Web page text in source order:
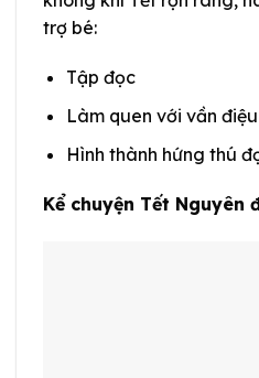
trợ bé:
Tập đọc
Làm quen với vần điệu
Hình thành hứng thú
Kể chuyện Tết Nguyên